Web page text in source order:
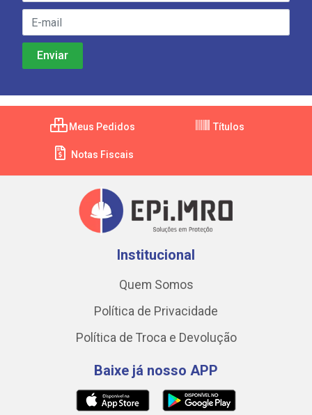
Meus Pedidos Títulos
Notas Fiscais
Institucional
Quem Somos
Política de Privacidade
Política de Troca e Devolução
Baixe já nosso APP